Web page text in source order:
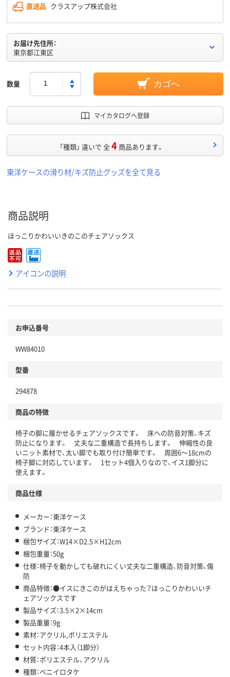
直送品 クラスアップ株式会社
お届け先住所：
東京都江東区
数量 カゴへ
マイカタログへ登録
「種類」 違いで 全4 商品あります。
東洋ケースの滑り材/キズ防止グッズを全て見る
商品説明
ほっこりかわいいきのこのチェアソックス
アイコンの説明
お申込番号
WW84010
型番
294878
商品の特徴
椅子の脚に履かせるチェアソックスです。 床への防音対策、キズ
防止になります。 丈夫な二重構造で長持ちします。 伸縮性の良
いニット素材で、太い脚でも取り付け簡単です。 周囲6～18cmの
椅子脚に対応しています。 1セット4個入りなので、イス1脚分に
使えます。
商品仕様
メーカー：東洋ケース
ブランド：東洋ケース
梱包サイズ：W14×D2.5×H12cm
梱包重量：50g
仕様：椅子を動かしても破れにくい丈夫な二重構造、防音対策、傷
防
商品特徴：●イスにきこのがはえちゃった？ほっこりかわいいチ
ェアソックスです
製品サイズ：3.5×2×14cm
製品重量：9g
素材：アクリル,ポリエステル
セット内容：4本入（1脚分）
材質：ポリエステル、アクリル
種類：ベニイロタケ